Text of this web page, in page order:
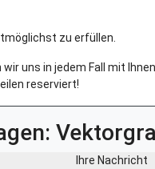
zu erfüllen.
uns in jedem Fall mit
reserviert!
Ihre Nachricht